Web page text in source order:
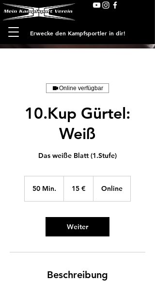
Erwecke den Kampfsportler in dir!
Online verfügbar
10.Kup Gürtel:
Weiß
Das weiße Blatt (1.Stufe)
50 Min.
i
.
15 € Online
Weiter
Beschreibung